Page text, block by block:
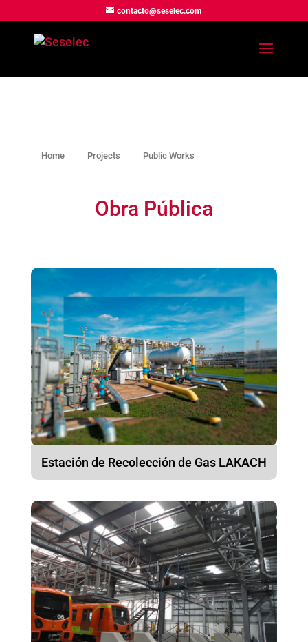
contacto@seselec.com
Home Projects Public Works
Obra Pública
Estación de Recolección de Gas LAKACH